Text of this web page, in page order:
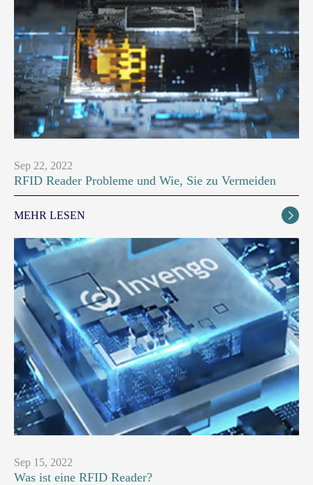
Sep 22, 2022
RFID Reader Probleme und Wie, Sie zu Vermeiden
MEHR LESEN 
Sep 15, 2022
Was ist eine RFID Reader?